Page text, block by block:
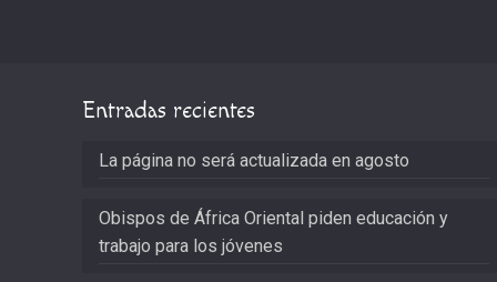
Entradas recientes
La página no será actualizada en agosto
Obispos de África Oriental piden educación y
trabajo para los jóvenes